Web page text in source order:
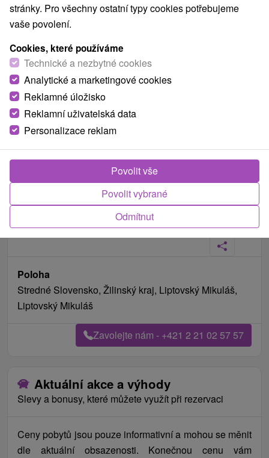
Poloha
Stredné Slovensko, Žilinský kraj, Liptovský Mikuláš,
Liptovský Mikuláš
Zavolejte nám - +421 2 21 02 57 57
Aktuální akce a výhody
Slevy a bonusy, které můžete využít při rezervaci
Ceny pobytů jsou pouze informativní a mohou se měnit
dle aktuální obsazenosti. Konečnou cenu vám
stránky. Pro všechny ostatní typy cookies potřebujeme
vaše povolení.
Cookies, které používáme
Technické a nezbytné cookies
Analytické a marketingové cookies
Reklamné úložisko
Reklamní uživatelská data
Personalizace reklam
Odmítnut
Povolit vybrané
Povolit vše